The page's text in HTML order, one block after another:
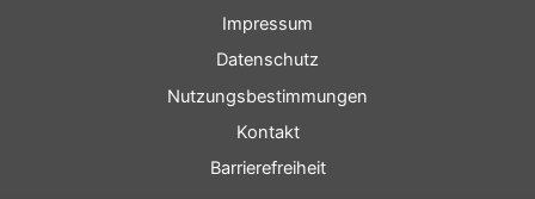
Impressum
Datenschutz
Nutzungsbestimmungen
Kontakt
Barrierefreiheit